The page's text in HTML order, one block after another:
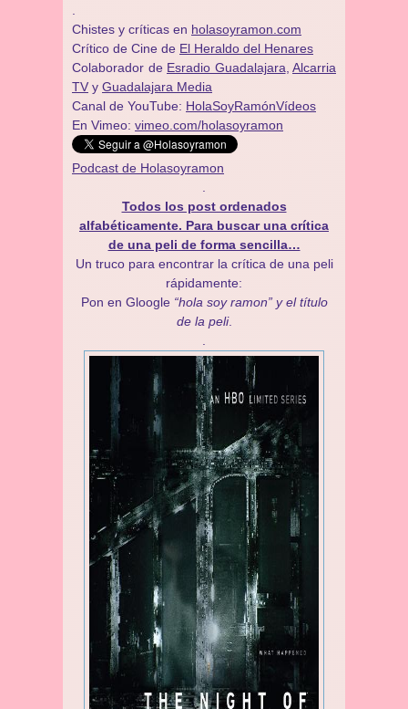
Chistes y críticas en holasoyramon.com
Crítico de Cine de El Heraldo del Henares
​​Colaborador de Esradio Guadalajara Alcarria
TV y Guadalajara Media
Canal de YouTube: HolaSoyRamónVídeos
En Vimeo: vimeo.com/holasoyramon
Podcast de Holasoyramon
Todos los post ordenados
alfabéticamente. Para buscar una crítica
de una peli de forma sencilla…
Un truco para encontrar la crítica de una peli
rápidamente:
Pon en Gloogle “hola soy ramon” y el título
de la peli.